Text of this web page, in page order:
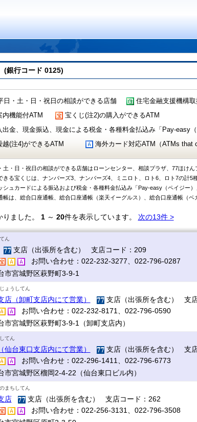
(銀行コード 0125)
日・土・日・祝日の相談ができる店舗 住宅金融支援機構取
機能付ATM
宝くじ(注2)の購入ができるATM
出金、現金振込、現金による税金・各種料金払込み「Pay-easy
越(注4)ができるATM
海外カード対応ATM（ATMs that
土・日・祝日の相談ができる店舗はローンセンター、相談プラザ、77ほけん
きる宝くじは、ナンバーズ3、ナンバーズ4、ミニロト、ロト6、ロト7の計5
シュカードによる振込および税金・各種料金払込み「Pay-easy（ペイジー
帳は、総合口座通帳、総合口座通帳（楽天イーグルス）、総合口座通帳（ベ
ました。 1～ 20件を表示しています。 次の13件 >
ん
支店（出張所を含む） 支店コード：209
お問い合わせ：022-232-3277、022-796-0287
市宮城野区萩野町3-9-1
ょうしてん
店（卸町支店内にて営業）
支店（出張所を含む） 支
お問い合わせ：022-232-8171、022-796-0590
市宮城野区萩野町3-9-1（卸町支店内）
てん
仙台東口支店内にて営業）
支店（出張所を含む） 支
お問い合わせ：022-296-1411、022-796-6773
市宮城野区榴岡2-4-22（仙台東口ビル内）
まちしてん
店
支店（出張所を含む） 支店コード：262
お問い合わせ：022-256-3131、022-796-3508